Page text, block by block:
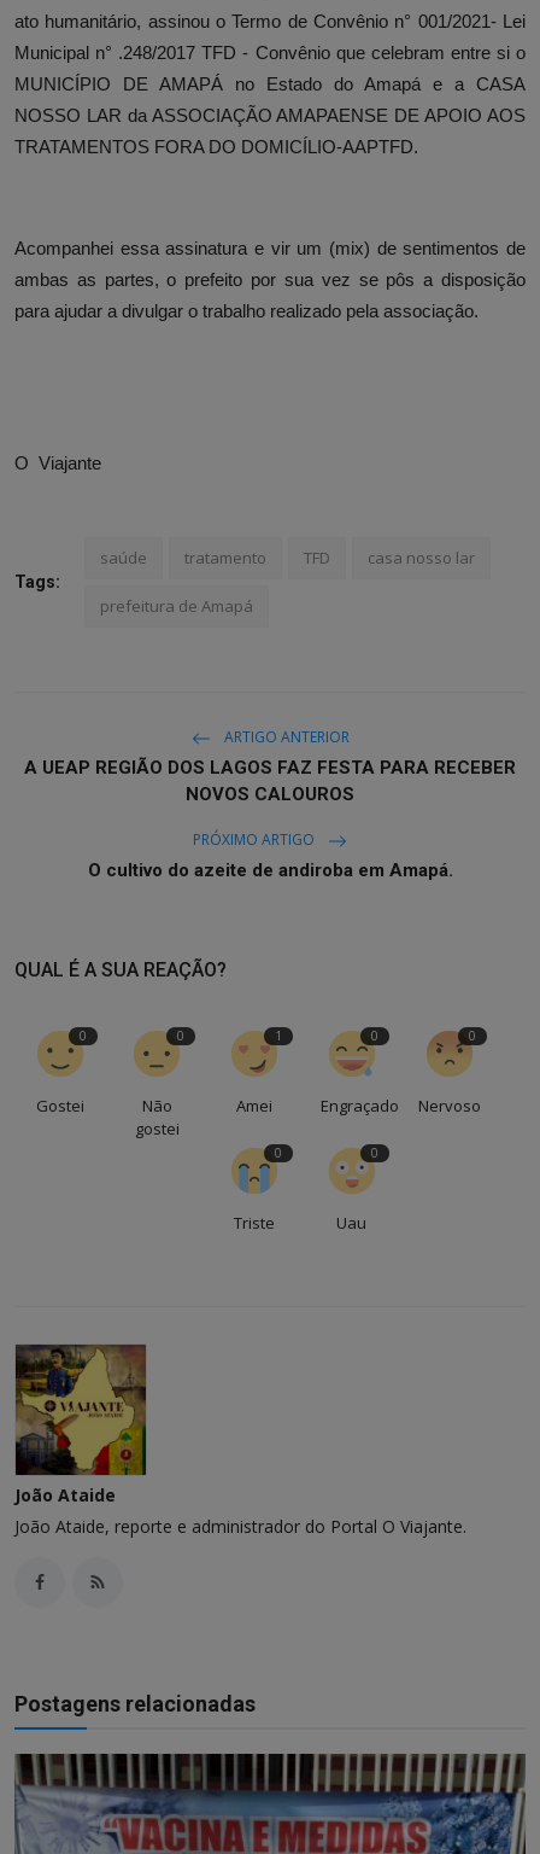
ato humanitário, assinou o Termo de Convênio n° 001/2021- Lei
Municipal n° .248/2017 TFD - Convênio que celebram entre si o
MUNICÍPIO DE AMAPÁ no Estado do Amapá e a CASA
NOSSO LAR da ASSOCIAÇÃO AMAPAENSE DE APOIO AOS
TRATAMENTOS FORA DO DOMICÍLIO-AAPTFD.
Acompanhei essa assinatura e vir um (mix) de sentimentos de
ambas as partes, o prefeito por sua vez se pôs a disposição
para ajudar a divulgar o trabalho realizado pela associação.
O Viajante
Tags:
saúde tratamento TFD casa nosso lar
prefeitura de Amapá
ARTIGO ANTERIOR
A UEAP REGIÃO DOS LAGOS FAZ FESTA PARA RECEBER
NOVOS CALOUROS
PRÓXIMO ARTIGO
O cultivo do azeite de andiroba em Amapá.
QUAL É A SUA REAÇÃO?
0
Gostei
0
Não
gostei
1
Amei
0
Engraçado
0
Nervoso
0
Triste
0
Uau
João Ataide
João Ataide, reporte e administrador do Portal O Viajante.
Postagens relacionadas